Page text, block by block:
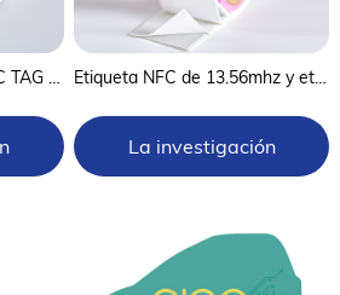
13.56mhz NTAG 213 NFC TAG and Label Etiqueta NFC de 13.56mhz y etiqueta RFID
La investigación